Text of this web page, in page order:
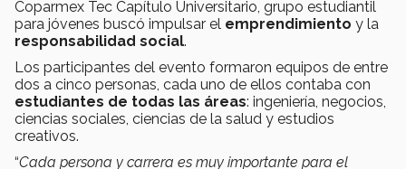
Coparmex Tec Capítulo Universitario, grupo estudiantil
para jóvenes buscó impulsar el emprendimiento y la
responsabilidad social.
Los participantes del evento formaron equipos de entre
dos a cinco personas, cada uno de ellos contaba con
estudiantes de todas las áreas: ingeniería, negocios,
ciencias sociales, ciencias de la salud y estudios
creativos.
“Cada persona y carrera es muy importante para el